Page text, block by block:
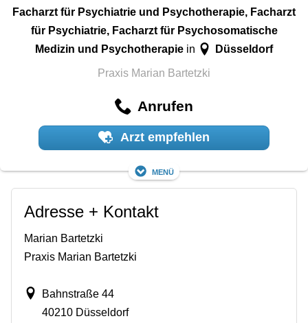
Facharzt für Psychiatrie und Psychotherapie, Facharzt
für Psychiatrie, Facharzt für Psychosomatische
Medizin und Psychotherapiein Düsseldorf
Praxis Marian Bartetzki
Anrufen
Arzt empfehlen
Menü
Adresse + Kontakt
Marian Bartetzki
Praxis Marian Bartetzki
Bahnstraße 44
40210 Düsseldorf